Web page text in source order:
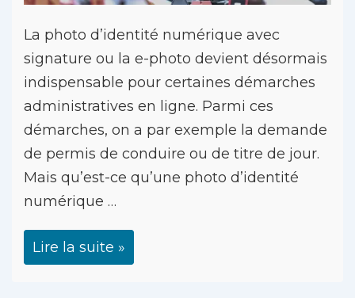
La photo d’identité numérique avec
signature ou la e-photo devient désormais
indispensable pour certaines démarches
administratives en ligne. Parmi ces
démarches, on a par exemple la demande
de permis de conduire ou de titre de jour.
Mais qu’est-ce qu’une photo d’identité
numérique …
Lire la suite »